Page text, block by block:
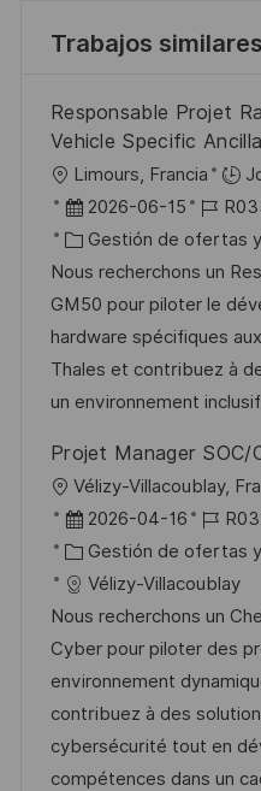
Trabajos similares
Responsable Projet
Vehicle Specific
U
b
c
a
c
i
ó
Limours, Francia
F
e
c
h
a
d
e
u
b
l
i
c
a
c
i
ó
n
2026-06-15
I
D
d
e
e
m
p
e
o
C
a
t
e
g
o
í
a
Gestión de ofertas
Nous recherchons un
GM50 pour piloter le
hardware spécifiques
Thales et contribuez à
un environnement
Projet Manager SOC/
U
b
c
a
c
i
ó
n
Vélizy-Villacoublay,
F
e
c
h
a
d
e
p
u
2026-04-16
I
D
d
e
e
m
p
l
e
C
a
t
e
g
o
r
í
Gestión de ofertas
Vélizy-Villacoublay
Nous recherchons un
Cyber pour piloter des
environnement
contribuez à des
cybersécurité tout en
compétences dans un